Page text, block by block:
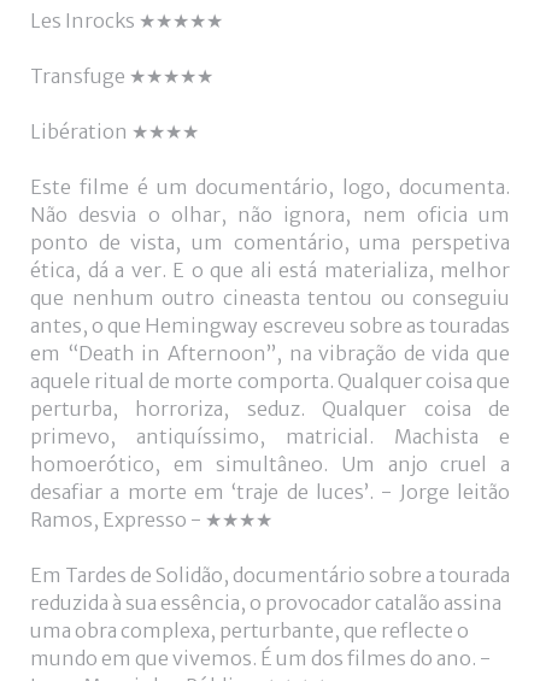
Les Inrocks ★★★★★
Transfuge ★★★★★
Libération ★★★★
Este filme é um documentário, logo, documenta.
Não desvia o olhar, não ignora, nem oficia um
ponto de vista, um comentário, uma perspetiva
ética, dá a ver. E o que ali está materializa, melhor
que nenhum outro cineasta tentou ou conseguiu
antes, o que Hemingway escreveu sobre as touradas
em “Death in Afternoon”, na vibração de vida que
aquele ritual de morte comporta. Qualquer coisa que
perturba, horroriza, seduz. Qualquer coisa de
primevo, antiquíssimo, matricial. Machista e
homoerótico, em simultâneo. Um anjo cruel a
desafiar a morte em ‘traje de luces’. - Jorge leitão
Ramos, Expresso - ★★★★
Em Tardes de Solidão, documentário sobre a tourada
reduzida à sua essência, o provocador catalão assina
uma obra complexa, perturbante, que reflecte o
mundo em que vivemos. É um dos filmes do ano. -